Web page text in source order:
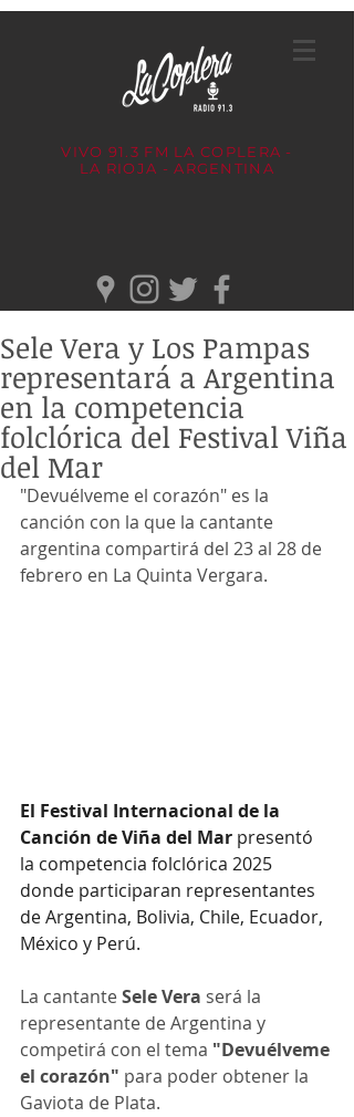
VIVO 91.3 FM LA COPLERA -
LA RIOJA - ARGENTINA
Sele Vera y Los Pampas
representará a Argentina
en la competencia
folclórica del Festival Viña
del Mar
"Devuélveme el corazón" es la
canción con la que la cantante
argentina compartirá del 23 al 28 de
febrero en La Quinta Vergara.
El Festival Internacional de la
Canción de Viña del Mar presentó
la competencia folclórica 2025
donde participaran representantes
de Argentina, Bolivia, Chile, Ecuador,
México y Perú.
La cantante Sele Vera será la
representante de Argentina y
competirá con el tema "Devuélveme
el corazón" para poder obtener la
Gaviota de Plata.